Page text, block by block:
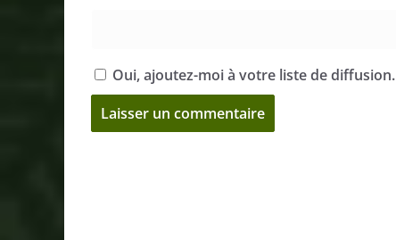
Oui, ajoutez-moi à votre liste de diffusion.